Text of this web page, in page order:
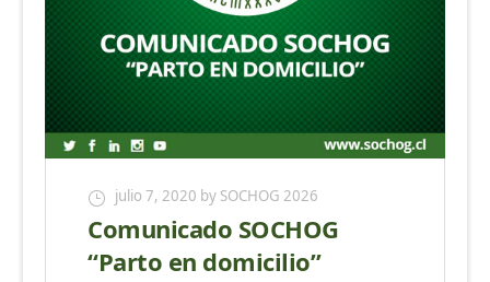
julio 7, 2020 by SOCHOG 2026
Comunicado SOCHOG
“Parto en domicilio”